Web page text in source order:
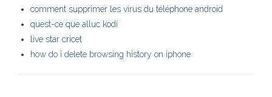
comment supprimer les virus du téléphone android
quest-ce que alluc kodi
live star cricet
how do i delete browsing history on iphone